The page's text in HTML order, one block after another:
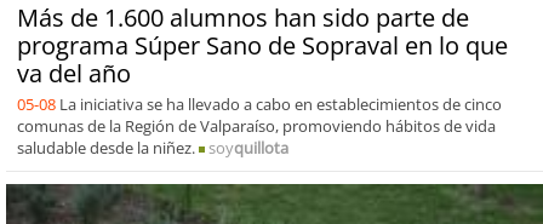
Más de 1.600 alumnos han sido parte de
programa Súper Sano de Sopraval en lo que
va del año
05-08 La iniciativa se ha llevado a cabo en establecimientos de cinco
comunas de la Región de Valparaíso, promoviendo hábitos de vida
saludable desde la niñez.
soyquillota